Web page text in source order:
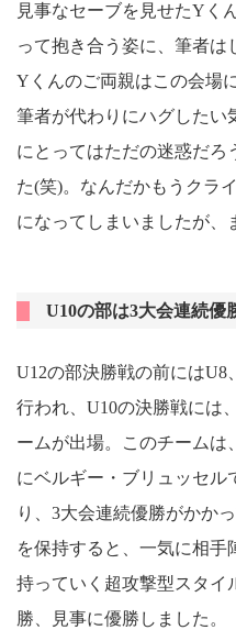
見事なセーブを見せたYく
って抱き合う姿に、筆者は
Yくんのご両親はこの会場
筆者が代わりにハグしたい
にとってはただの迷惑だろ
た(笑)。なんだかもうクラ
になってしまいましたが、
U10の部は3大会連続優
U12の部決勝戦の前にはU8
行われ、U10の決勝戦には
ームが出場。このチームは
にベルギー・ブリュッセル
り、3大会連続優勝がかか
を保持すると、一気に相
持っていく超攻撃型スタイ
勝、見事に優勝しました。